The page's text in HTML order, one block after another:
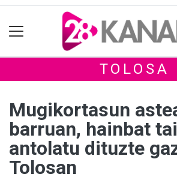
TOLOSA
Mugikortasun
barruan, hainbat
antolatu dituzte
Tolosan